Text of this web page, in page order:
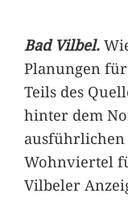
Bad Vilbel.
Planungen
Teils des
hinter dem
ausführlichen
Wohnviertel
Vilbeler